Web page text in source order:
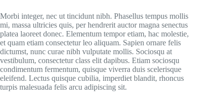
Morbi integer, nec ut tincidunt nibh. Phasellus tempus mollis
mi, massa ultricies quis, per hendrerit auctor magna senectus
platea laoreet donec. Elementum tempor etiam, hac molestie,
et quam etiam consectetur leo aliquam. Sapien ornare felis
dictumst, nunc curae nibh vulputate mollis. Sociosqu at
vestibulum, consectetur class elit dapibus. Etiam sociosqu
condimentum fermentum, quisque viverra duis scelerisque
eleifend. Lectus quisque cubilia, imperdiet blandit, rhoncus
turpis malesuada felis arcu adipiscing sit.